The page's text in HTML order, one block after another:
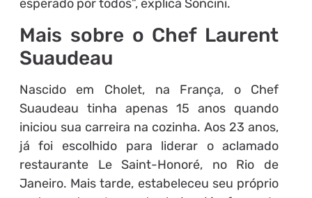
esperado por todos”, explica Soncini.
Mais sobre o Chef Laurent
Suaudeau
Nascido em Cholet, na França, o Chef
Suaudeau tinha apenas 15 anos quando
iniciou sua carreira na cozinha. Aos 23 anos,
já foi escolhido para liderar o aclamado
restaurante Le Saint-Honoré, no Rio de
Janeiro. Mais tarde, estabeleceu seu próprio